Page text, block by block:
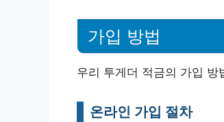
가입 방법
우리 투게더 적금의 가입
온라인 가입 절차